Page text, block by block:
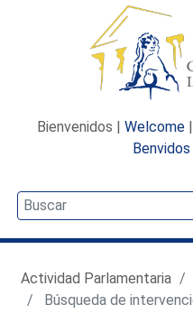
Bienvenidos | Welcome |
Benvidos
Actividad Parlamentaria
Búsqueda de